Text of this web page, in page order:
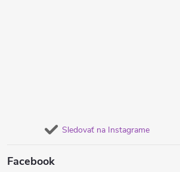
Sledovať na Instagrame
Facebook